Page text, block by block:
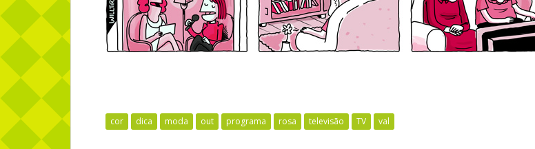
cor dica moda out programa rosa televisão TV val